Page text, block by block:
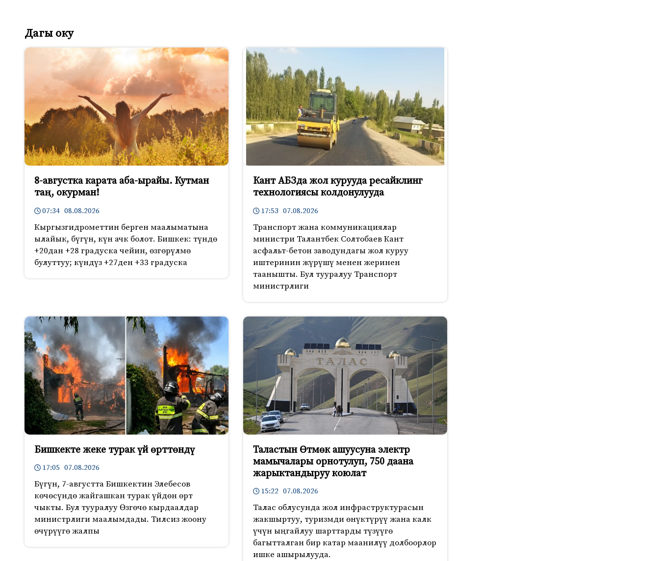
Дагы оку
8-августка карата аба-ырайы. Кутман
таң, окурман!
07:34 08.08.2026
Кыргызгидрометтин берген маалыматына
ылайык, бүгүн, күн ачк болот. Бишкек: түндө
+20дан +28 градуска чейин, өзгөрүлмө
булуттуу; күндүз +27ден +33 градуска
Кант АБЗда жол курууда ресайклинг
технологиясы колдонулууда
17:53 07.08.2026
Транспорт жана коммуникациялар
министри Талантбек Солтобаев Кант
асфальт-бетон заводундагы жол куруу
иштеринин жүрүшү менен жеринен
таанышты. Бул тууралуу Транспорт
министрлиги
Бишкекте жеке турак үй өрттөндү
17:05 07.08.2026
Бүгүн, 7-августта Бишкектин Элебесов
көчөсүндө жайгашкан турак үйдөн өрт
чыкты. Бул тууралуу Өзгөчө кырдаалдар
министрлиги маалымдады. Тилсиз жоону
өчүрүүгө жалпы
Таластын Өтмөк ашуусуна электр
мамычалары орнотулуп, 750 даана
жарыктандыруу коюлат
15:22 07.08.2026
Талас облусунда жол инфраструктурасын
жакшыртуу, туризмди өнүктүрүү жана калк
үчүн ыңгайлуу шарттарды түзүүгө
багытталган бир катар маанилүү долбоорлор
ишке ашырылууда.